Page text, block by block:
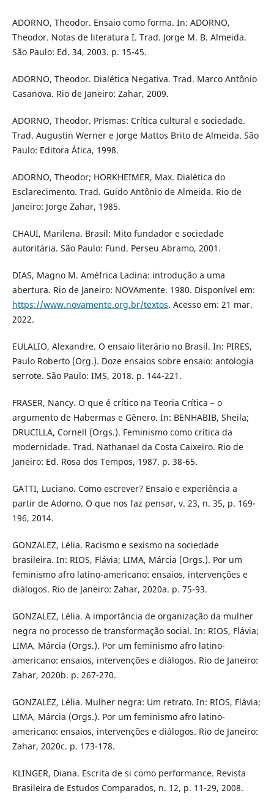
ADORNO, Theodor. Ensaio como forma. In: ADORNO,
Theodor. Notas de literatura I. Trad. Jorge M. B. Almeida.
São Paulo: Ed. 34, 2003. p. 15-45.
ADORNO, Theodor. Dialética Negativa. Trad. Marco Antônio
Casanova. Rio de Janeiro: Zahar, 2009.
ADORNO, Theodor. Prismas: Crítica cultural e sociedade.
Trad. Augustin Werner e Jorge Mattos Brito de Almeida. São
Paulo: Editora Ática, 1998.
ADORNO, Theodor; HORKHEIMER, Max. Dialética do
Esclarecimento. Trad. Guido Antônio de Almeida. Rio de
Janeiro: Jorge Zahar, 1985.
CHAUI, Marilena. Brasil: Mito fundador e sociedade
autoritária. São Paulo: Fund. Perseu Abramo, 2001.
DIAS, Magno M. Améfrica Ladina: introdução a uma
abertura. Rio de Janeiro: NOVAmente. 1980. Disponível em:
https://www.novamente.org.br/textos. Acesso em: 21 mar.
2022.
EULALIO, Alexandre. O ensaio literário no Brasil. In: PIRES,
Paulo Roberto (Org.). Doze ensaios sobre ensaio: antologia
serrote. São Paulo: IMS, 2018. p. 144-221.
FRASER, Nancy. O que é crítico na Teoria Crítica – o
argumento de Habermas e Gênero. In: BENHABIB, Sheila;
DRUCILLA, Cornell (Orgs.). Feminismo como crítica da
modernidade. Trad. Nathanael da Costa Caixeiro. Rio de
Janeiro: Ed. Rosa dos Tempos, 1987. p. 38-65.
GATTI, Luciano. Como escrever? Ensaio e experiência a
partir de Adorno. O que nos faz pensar, v. 23, n. 35, p. 169-
196, 2014.
GONZALEZ, Lélia. Racismo e sexismo na sociedade
brasileira. In: RIOS, Flávia; LIMA, Márcia (Orgs.). Por um
feminismo afro latino-americano: ensaios, intervenções e
diálogos. Rio de Janeiro: Zahar, 2020a. p. 75-93.
GONZALEZ, Lélia. A importância de organização da mulher
negra no processo de transformação social. In: RIOS, Flávia;
LIMA, Márcia (Orgs.). Por um feminismo afro latino-
americano: ensaios, intervenções e diálogos. Rio de Janeiro:
Zahar, 2020b. p. 267-270.
GONZALEZ, Lélia. Mulher negra: Um retrato. In: RIOS, Flávia;
LIMA, Márcia (Orgs.). Por um feminismo afro latino-
americano: ensaios, intervenções e diálogos. Rio de Janeiro:
Zahar, 2020c. p. 173-178.
KLINGER, Diana. Escrita de si como performance. Revista
Brasileira de Estudos Comparados, n. 12, p. 11-29, 2008.